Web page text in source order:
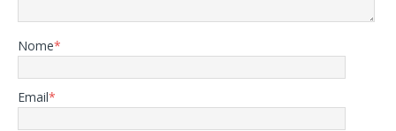
Nome*
Email*